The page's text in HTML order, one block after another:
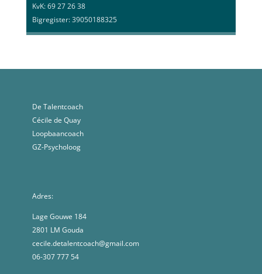
KvK: 69 27 26 38
Bigregister: 39050188325
De Talentcoach
Cécile de Quay
Loopbaancoach
GZ-Psycholoog
Adres:
Lage Gouwe 184
2801 LM Gouda
cecile.detalentcoach@gmail.com
06-307 777 54